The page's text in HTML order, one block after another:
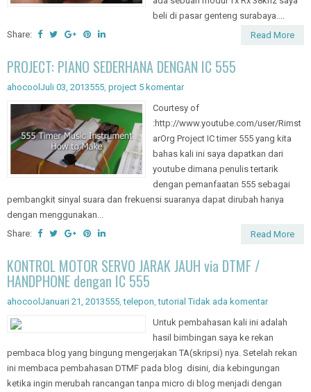
beli di pasar genteng surabaya....
Share:
Read More
PROJECT: PIANO SEDERHANA DENGAN IC 555
ahocoolJuli 03, 2013555 project 5 komentar
Courtesy of
:http://www.youtube.com/user/Rimst
arOrg Project IC timer 555 yang kita
bahas kali ini saya dapatkan dari
youtube dimana penulis tertarik
dengan pemanfaatan 555 sebagai
pembangkit sinyal suara dan frekuensi suaranya dapat dirubah hanya
dengan menggunakan...
Share:
Read More
KONTROL MOTOR SERVO JARAK JAUH via DTMF /
HANDPHONE dengan IC 555
ahocoolJanuari 21, 2013555 ,telepon ,tutorial Tidak ada komentar
Untuk pembahasan kali ini adalah
hasil bimbingan saya ke rekan
pembaca blog yang bingung mengerjakan TA(skripsi) nya. Setelah rekan
ini membaca pembahasan DTMF pada blog disini, dia kebingungan
ketika ingin merubah rancangan tanpa micro di blog menjadi dengan